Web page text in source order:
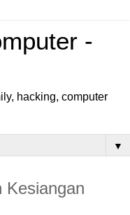
-
hacking, computer
▼
Kesiangan